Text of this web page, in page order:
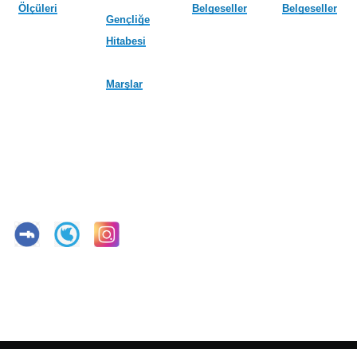
Ölçüleri
Gençliğe
Hitabesi
Marşlar
Belgeseller Belgeseller